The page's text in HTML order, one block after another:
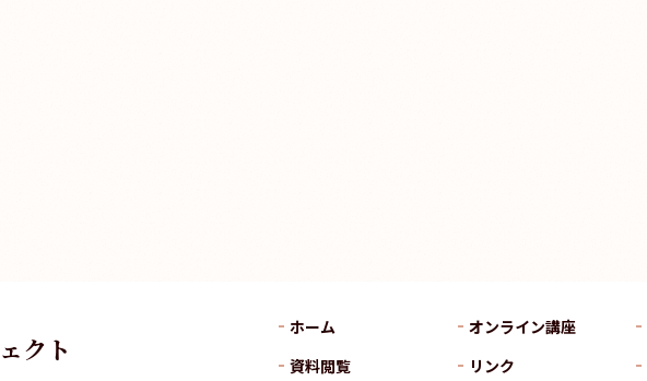
クト
ホーム オンライン講座
資料閲覧
リンク